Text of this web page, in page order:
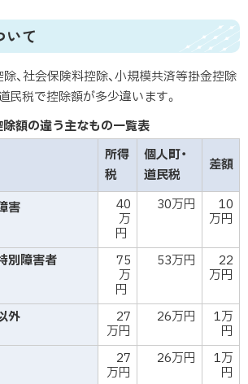
いて
、社会保険料控除、小規模共済等掛金控除
民税で控除額が多少違います。
額の違う主なもの一覧表
所得
税
個人町・
道民税
差額
害 40
万
円
30万円 10
万円
別障害者 75
万
円
53万円 22
万円
外 27
万円
26万円 1万
円
27
万円
26万円 1万
円